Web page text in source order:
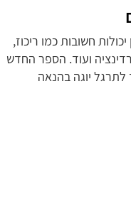
חשובות כמו ריכוז,
ועוד. הספר החדש
לתרגל יוגה בהנאה